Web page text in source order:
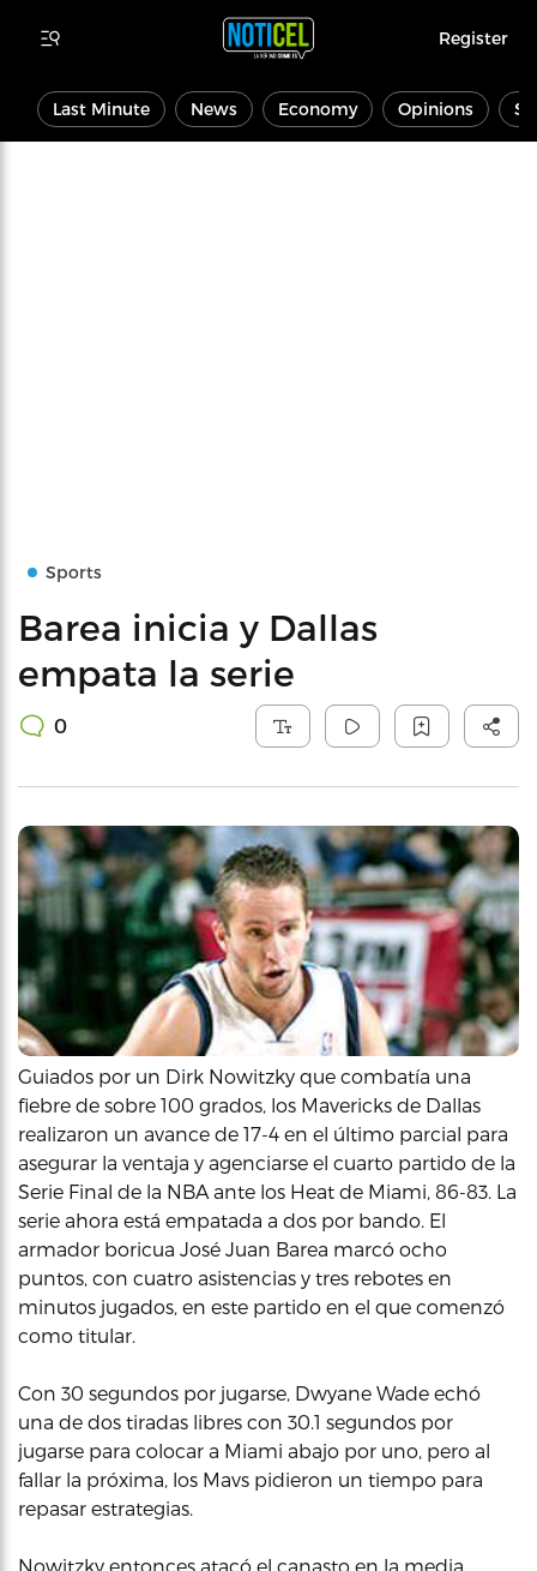
Register
Last Minute News Economy Opinions
Sports
Barea inicia y Dallas
empata la serie
0
Guiados por un Dirk Nowitzky que combatía una
fiebre de sobre 100 grados, los Mavericks de Dallas
realizaron un avance de 17-4 en el último parcial para
asegurar la ventaja y agenciarse el cuarto partido de la
Serie Final de la NBA ante los Heat de Miami, 86-83. La
serie ahora está empatada a dos por bando. El
armador boricua José Juan Barea marcó ocho
puntos, con cuatro asistencias y tres rebotes en
minutos jugados, en este partido en el que comenzó
como titular.
Con 30 segundos por jugarse, Dwyane Wade echó
una de dos tiradas libres con 30.1 segundos por
jugarse para colocar a Miami abajo por uno, pero al
fallar la próxima, los Mavs pidieron un tiempo para
repasar estrategias.
Nowitzky entonces atacó el canasto en la media